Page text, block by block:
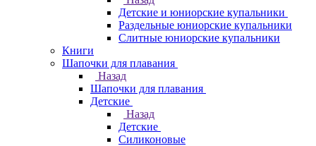
Детские и юниорские купальники
Раздельные юниорские купальники
Слитные юниорские купальники
Книги
Шапочки для плавания
Назад
Шапочки для плавания
Детские
Назад
Детские
Силиконовые